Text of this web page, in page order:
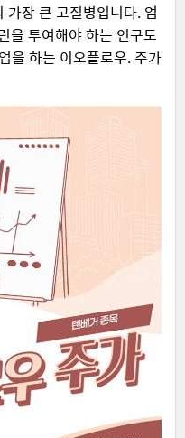
가장 큰 고질병입니다. 엄
을 투여해야 하는 인구도
을 하는 이오플로우. 주가